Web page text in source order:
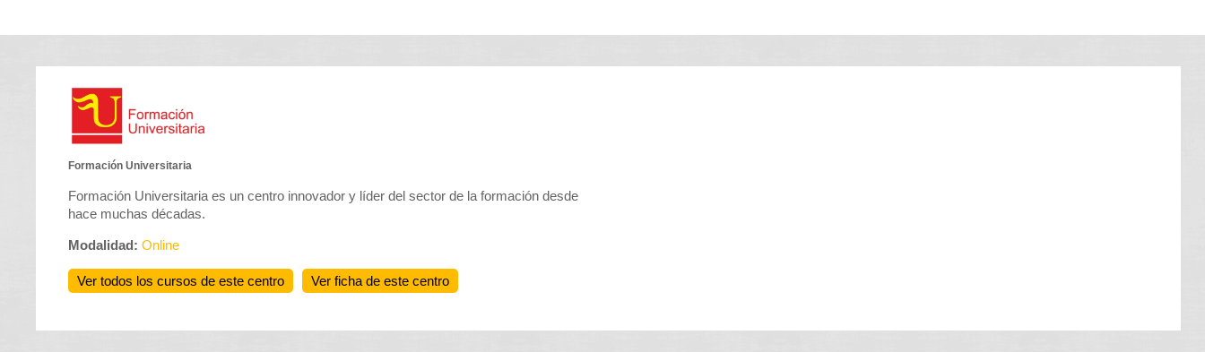
Formación Universitaria
Formación Universitaria es un centro innovador y líder del sector de la formación desde
hace muchas décadas.
Modalidad:Online
Ver todos los cursos de este centro Ver ficha de este centro